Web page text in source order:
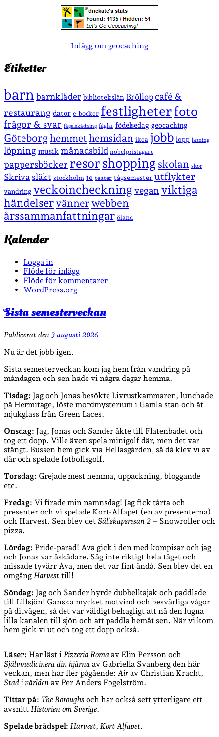
Inlägg om geocaching
Etiketter
barnbarnkläder bibliotekslån Bröllop café &
restaurang dator e-böcker festligheterfoto
frågor & svar fågelskådning fåglar födelsedag geocaching
Göteborghemmet hemsidan ikea jobb lopp läsning
löpning musik månadsbild nobelpristagare
pappersböcker resor shopping skolan skor
Skriva släkt stockholm te teater tågsemester utflykter
vandring veckoincheckning vegan viktiga
händelservänner webben
årssammanfattningar öland
Kalender
Logga in
Flöde för inlägg
Flöde för kommentarer
WordPress.org
Helenas
dagar
Inlägg
Sista semesterveckan
Publicerat den 3 augusti 2026
Nu är det jobb igen.
Sista semesterveckan kom jag hem från vandring på
måndagen och sen hade vi några dagar hemma.
Tisdag: Jag och Jonas besökte Livrustkammaren, lunchade
på Hermitage, löste mordmysterium i Gamla stan och åt
mjukglass från Green Laces.
Onsdag: Jag, Jonas och Sander åkte till Flatenbadet och
tog ett dopp. Ville även spela minigolf där, men det var
stängt. Bussen hem gick via Hellasgården, så då klev vi av
där och spelade fotbollsgolf.
Torsdag: Grejade mest hemma, uppackning, bloggande
etc.
Fredag: Vi firade min namnsdag! Jag fick tårta och
presenter och vi spelade Kort-Alfapet (en av presenterna)
och Harvest. Sen blev det Sällskapsresan 2 – Snowroller och
pizza.
Lördag: Pride-parad! Ava gick i den med kompisar och jag
och Jonas var åskådare. Såg inte riktigt hela tåget och
missade tyvärr Ava, men det var fint ändå. Sen blev det en
omgång Harvest till!
Söndag: Jag och Sander hyrde dubbelkajak och paddlade
till Lillsjön! Ganska mycket motvind och besvärliga vågor
på ditvägen, så det var väldigt behagligt att nå den lugna
lilla kanalen till sjön och att paddla hemåt sen. När vi kom
hem gick vi ut och tog ett dopp också.
Läser: Har läst i Pizzeria Roma av Elin Persson och
Självmedicinera din hjärna av Gabriella Svanberg den här
veckan, men har fler pågående: Airav Christian Kracht,
Stad i världen av Per Anders Fogelström.
Tittar på: The Boroughs och har också sett ytterligare ett
avsnitt Historien om Sverige.
Spelade brädspel: Harvest, Kort Alfapet.